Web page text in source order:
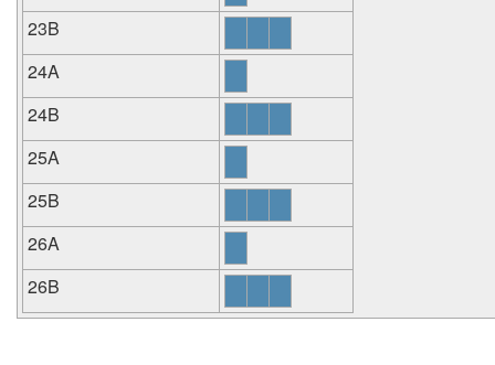
23B
24A
24B
25A
25B
26A
26B